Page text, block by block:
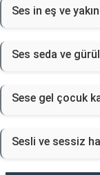
Ses in eş ve
Ses seda ve
Sese gel çocuk
Sesli ve sessiz